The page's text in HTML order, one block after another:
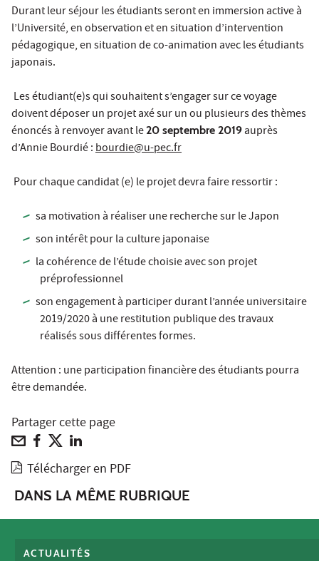
Durant leur séjour les étudiants seront en immersion active à
l’Université, en observation et en situation d’intervention
pédagogique, en situation de co-animation avec les étudiants
japonais.
Les étudiant(e)s qui souhaitent s’engager sur ce voyage
doivent déposer un projet axé sur un ou plusieurs des thèmes
énoncés à renvoyer avant le20 septembre 2019auprès
d’Annie Bourdié :bourdie@u-pec.fr
Pour chaque candidat (e) le projet devra faire ressortir :
sa motivation à réaliser une recherche sur le Japon
son intérêt pour la culture japonaise
la cohérence de l’étude choisie avec son projet
préprofessionnel
son engagement à participer durant l’année universitaire
2019/2020 à une restitution publique des travaux
réalisés sous différentes formes.
Attention : une participation financière des étudiants pourra
être demandée.
Partager cette page
Télécharger en PDF
DANS LA MÊME RUBRIQUE
ACTUALITÉS